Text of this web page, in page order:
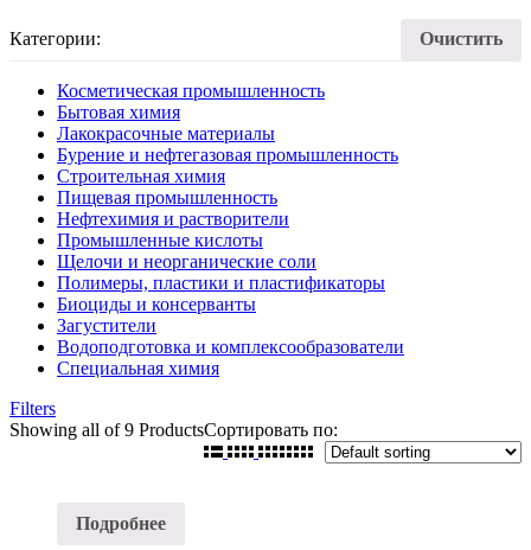
Категории: Очистить
Косметическая промышленность
Бытовая химия
Лакокрасочные материалы
Бурение и нефтегазовая промышленность
Строительная химия
Пищевая промышленность
Нефтехимия и растворители
Промышленные кислоты
Щелочи и неорганические соли
Полимеры, пластики и пластификаторы
Биоциды и консерванты
Загустители
Водоподготовка и комплексообразователи
Специальная химия
Filters
Showing all of 9 ProductsСортировать по:
Подробнее